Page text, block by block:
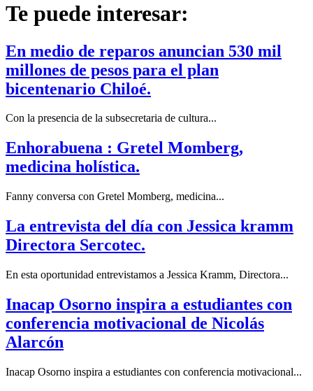
Te puede interesar:
En medio de reparos anuncian 530 mil
millones de pesos para el plan
bicentenario Chiloé.
Con la presencia de la subsecretaria de cultura...
Enhorabuena : Gretel Momberg,
medicina holística.
Fanny conversa con Gretel Momberg, medicina...
La entrevista del día con Jessica kramm
Directora Sercotec.
En esta oportunidad entrevistamos a Jessica Kramm, Directora...
Inacap Osorno inspira a estudiantes con
conferencia motivacional de Nicolás
Alarcón
Inacap Osorno inspira a estudiantes con conferencia motivacional...